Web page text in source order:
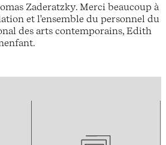
Zaderatzky. Merci beaucoup à
et l'ensemble du personnel du
des arts contemporains, Edith